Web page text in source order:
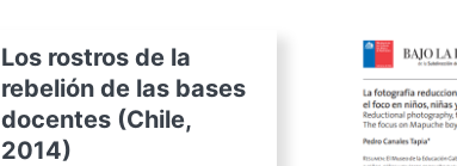
Los rostros de la
rebelión de las bases
docentes (Chile,
2014)